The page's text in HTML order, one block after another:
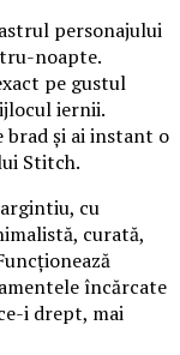
personajului
noapte.
pe gustul
iernii.
brad și ai instant o
Stitch.
cu
curată,
încărcate
i drept, mai